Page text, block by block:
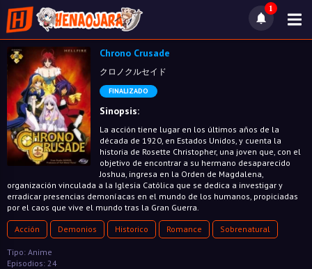
1
Chrono Crusade
クロノクルセイド
FINALIZADO
Sinopsis:
La acción tiene lugar en los últimos años de la
década de 1920, en Estados Unidos, y cuenta la
historia de Rosette Christopher, una joven que, con el
objetivo de encontrar a su hermano desaparecido
Joshua, ingresa en la Orden de Magdalena,
organización vinculada a la Iglesia Católica que se dedica a investigar y
erradicar presencias demoníacas en el mundo de los humanos, propiciadas
por el caos que vive el mundo tras la Gran Guerra.
Acción Demonios Historico Romance Sobrenatural
Tipo: Anime
Episodios: 24